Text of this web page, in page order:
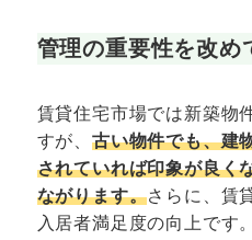
管理の重要性を改め
賃貸住宅市場では新築物
すが、 古い物件でも、建
されていれば印象が良く
ながります。さらに、賃
入居者満足度の向上です